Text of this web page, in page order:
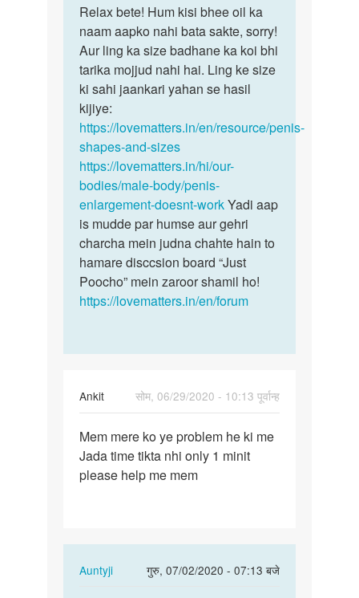
to
Mam
agar
koi
aisa
hai…
by
Rahul
kumar
Relax
bete!
Hum
kisi
bhee…
Relax bete! Hum kisi bhee oil ka
naam aapko nahi bata sakte, sorry!
Aur ling ka size badhane ka koi bhi
tarika mojjud nahi hai. Ling ke size
ki sahi jaankari yahan se hasil
kijiye:
https://lovematters.in/en/resource/penis-
shapes-and-sizes
https://lovematters.in/hi/our-
bodies/male-body/penis-
enlargement-doesnt-workYadi aap
is mudde par humse aur gehri
charcha mein judna chahte hain to
hamare disccsion board “Just
Poocho” mein zaroor shamil ho!
https://lovematters.in/en/forum
Ankit
सोम, 06/29/2020 - 10:13 पूर्वान्ह
Mem
mere
ko
Mem mere ko ye problem he ki me
Jada time tikta nhi only 1 minit
please help me mem
Auntyji
गुरु, 07/02/2020 - 07:13 बजे
In